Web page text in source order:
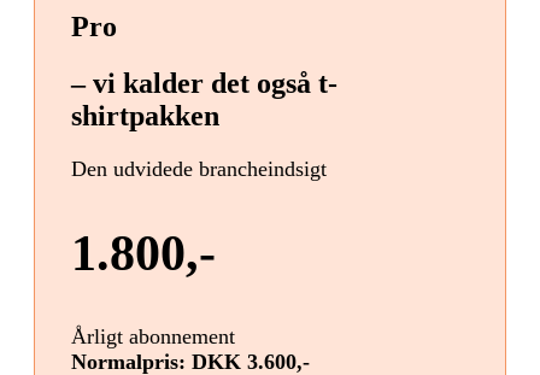
Pro
– vi kalder det også t-
shirtpakken
Den udvidede brancheindsigt
1.800,-
Årligt abonnement
Normalpris: DKK 3.600,-